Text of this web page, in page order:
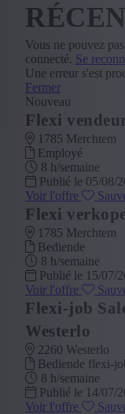
Vous ne pouvez
connecté. Se
Une erreur s'est
Fermer
Nouveau
Flexi
1785 Merchtem
Employé
8 h/semaine
Publié le 05/08/
Voir l'offre
Flexi
1785 Merchtem
Bediende
8 h/semaine
Publié le 15/07/
Voir l'offre
Flexi-job
Westerlo
2260 Westerlo
Bediende flexi-
8 h/semaine
Publié le 14/07/
Voir l'offre